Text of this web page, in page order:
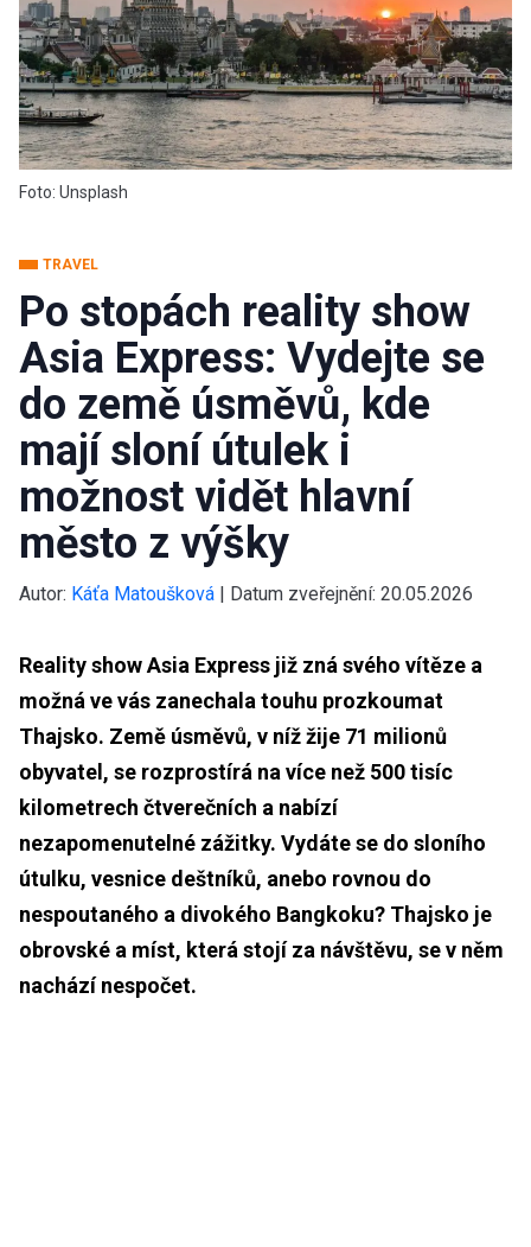
Foto: Unsplash
TRAVEL
Po stopách reality show
Asia Express: Vydejte se
do země úsměvů, kde
mají sloní útulek i
možnost vidět hlavní
město z výšky
Autor: Káťa Matoušková | Datum zveřejnění: 20.05.2026
Reality show Asia Express již zná svého vítěze a
možná ve vás zanechala touhu prozkoumat
Thajsko. Země úsměvů, v níž žije 71 milionů
obyvatel, se rozprostírá na více než 500 tisíc
kilometrech čtverečních a nabízí
nezapomenutelné zážitky. Vydáte se do sloního
útulku, vesnice deštníků, anebo rovnou do
nespoutaného a divokého Bangkoku? Thajsko je
obrovské a míst, která stojí za návštěvu, se v něm
nachází nespočet.